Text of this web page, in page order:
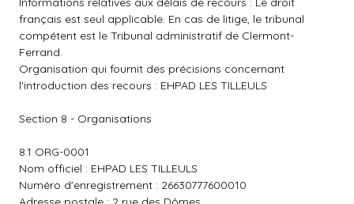
français est seul applicable. En cas de litige, le tribunal
compétent est le Tribunal administratif de Clermont-
Ferrand.
Organisation qui fournit des précisions concernant
l'introduction des recours : EHPAD LES TILLEULS
Section 8 - Organisations
8.1 ORG-0001
Nom officiel : EHPAD LES TILLEULS
Numéro d'enregistrement : 26630777600010